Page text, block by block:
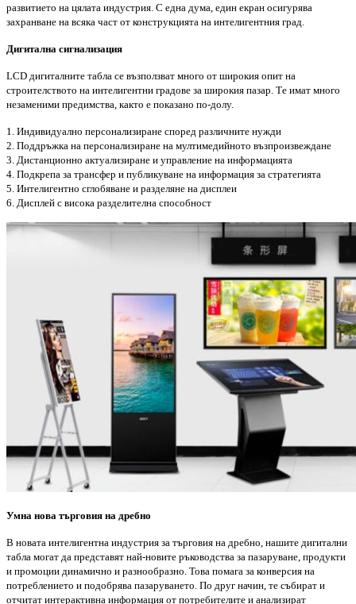
развитието на цялата индустрия. С една дума, един екран осигурява
захранване на всяка част от конструкцията на интелигентния град.
Дигитална сигнализация
LCD дигиталните табла се възползват много от широкия опит на
строителството на интелигентни градове за широкия пазар. Те имат много
незаменими предимства, както е показано по-долу.
1. Индивидуално персонализиране според различните нужди
2. Поддръжка на персонализиране на мултимедийното възпроизвеждане
3. Дистанционно актуализиране и управление на информацията
4. Подкрепа за трансфер и публикуване на информация за стратегията
5. Интелигентно сглобяване и разделяне на дисплеи
6. Дисплей с висока разделителна способност
Умна нова търговия на дребно
В новата интелигентна индустрия за търговия на дребно, нашите дигитални
табла могат да представят най-новите ръководства за пазаруване, продукти
и промоции динамично и разнообразно. Това помага за конверсия на
потреблението и подобрява пазаруването. По друг начин, те събират и
отчитат интерактивна информация от потребителите и анализират